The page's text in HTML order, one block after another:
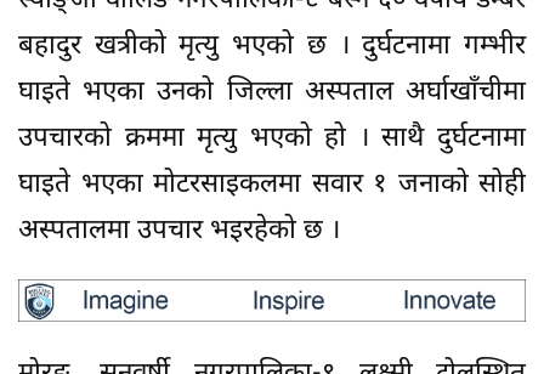
बहादुर खत्रीको मृत्यु भएको छ । दुर्घटनामा गम्भीर
घाइते भएका उनको जिल्ला अस्पताल अर्घाखाँचीमा
उपचारको क्रममा मृत्यु भएको हो । साथै दुर्घटनामा
घाइते भएका मोटरसाइकलमा सवार १ जनाको सोही
अस्पतालमा उपचार भइरहेको छ ।